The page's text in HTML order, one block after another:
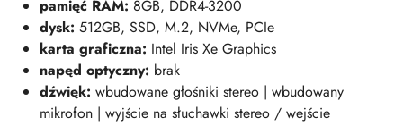
pamięć RAM: 8GB, DDR4-3200
dysk: 512GB, SSD, M.2, NVMe, PCIe
karta graficzna: Intel Iris Xe Graphics
napęd optyczny: brak
dźwięk: wbudowane głośniki stereo | wbudowany
mikrofon | wyjście na słuchawki stereo / wejście